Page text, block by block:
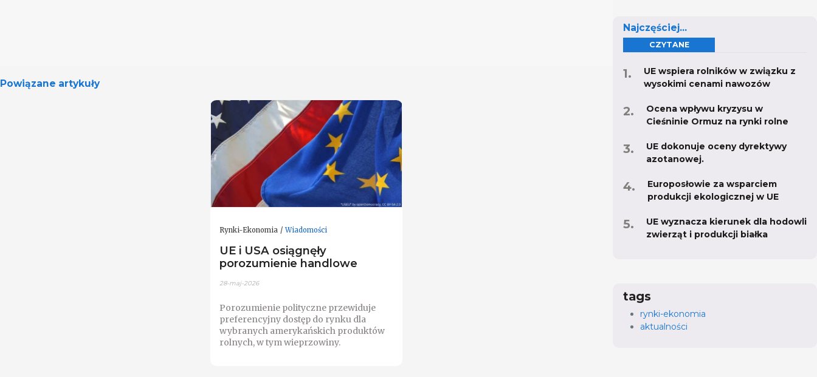
Powiązane artykuły
Rynki-Ekonomia Wiadomości
UE i USA osiągnęły
porozumienie handlowe
28-maj-2026
Porozumienie polityczne przewiduje
preferencyjny dostęp do rynku dla
wybranych amerykańskich produktów
rolnych, w tym wieprzowiny.
Najczęściej...
CZYTANE
UE wspiera rolników w związku z
wysokimi cenami nawozów
Ocena wpływu kryzysu w
Cieśninie Ormuz na rynki rolne
UE dokonuje oceny dyrektywy
azotanowej.
Europosłowie za wsparciem
produkcji ekologicznej w UE
UE wyznacza kierunek dla hodowli
zwierząt i produkcji białka
tags
rynki-ekonomia
aktualności